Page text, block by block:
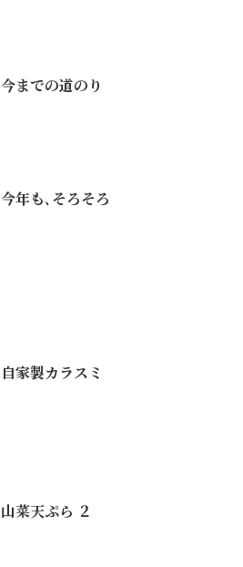
今までの道のり
今年も､そろそろ
自家製カラスミ
山菜天ぷら ２